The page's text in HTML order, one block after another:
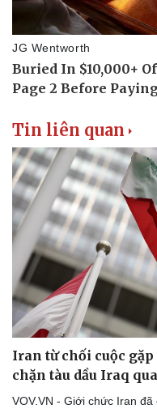
Tin liên quan
Iran từ chối cuộc
chặn tàu dầu Iraq
VOV.VN - Giới chức Iran